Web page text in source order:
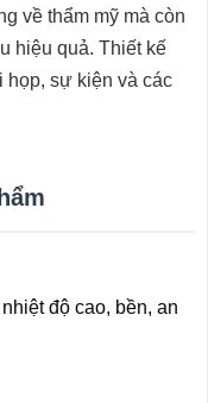
về thẩm mỹ mà còn
hiệu quả. Thiết kế
họp, sự kiện và các
độ cao, bền, an